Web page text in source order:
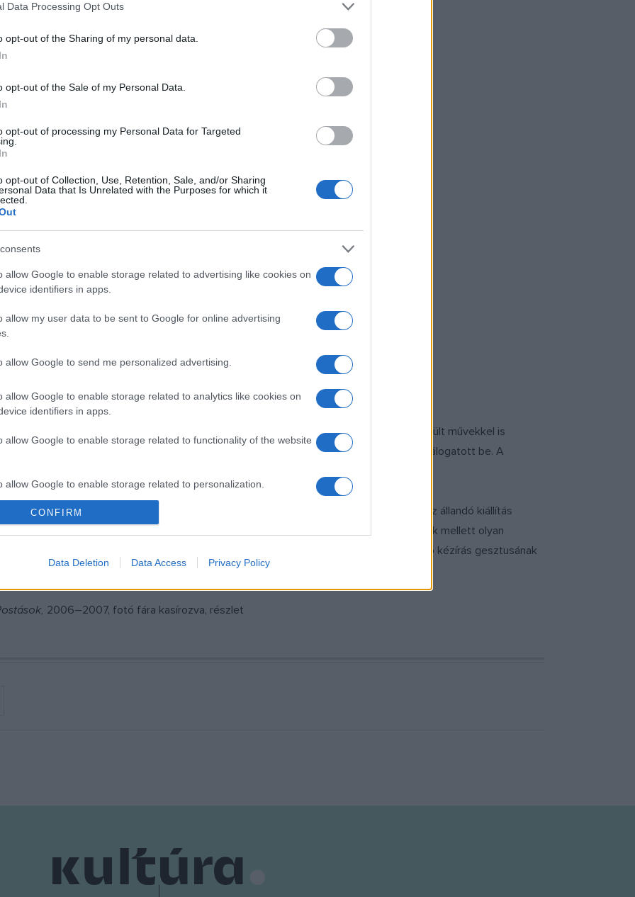
Data Processing Opt Outs
opt-out of the Sharing of my personal data.
opt-out of the Sale of my Personal Data.
opt-out of processing my Personal Data for Targeted
opt-out of Collection, Use, Retention, Sale, and/or Sharing
Data that Is Unrelated with the Purposes for which it
allow Google to enable storage related to advertising like cookies on
identifiers in apps.
allow my user data to be sent to Google for online advertising
allow Google to send me personalized advertising.
allow Google to enable storage related to analytics like cookies on
identifiers in apps.
allow Google to enable storage related to functionality of the website
allow Google to enable storage related to personalization.
allow Google to enable storage related to security, including
functionality and fraud prevention, and other user protection.
CONFIRM
Data Deletion Data Access Privacy Policy
médiumtól függetlenül szabaddá tették a jelentkezést. A témába illő, korábban elkészült művekkel is
a rendelkezésre álló kiállítóhelyre a zsűri, Don Tamás és Tayler Patrick 8 művet válogatott be. A
a Postamúzeumban október 15-től tekinthető meg.
is vendégművek jelennek meg. A 2023 áprilisáig látható anyag olyan műveket visz be az állandó kiállítás
közük a postához. A képzőművészet segítségével az egyes termekben felvetett témák mellett olyan
a mért idő fontossága a postai szolgáltatásban vagy az egyre inkább háttérbe szoruló kézírás gesztusának
2006–2007, fotó fára kasírozva, részlet